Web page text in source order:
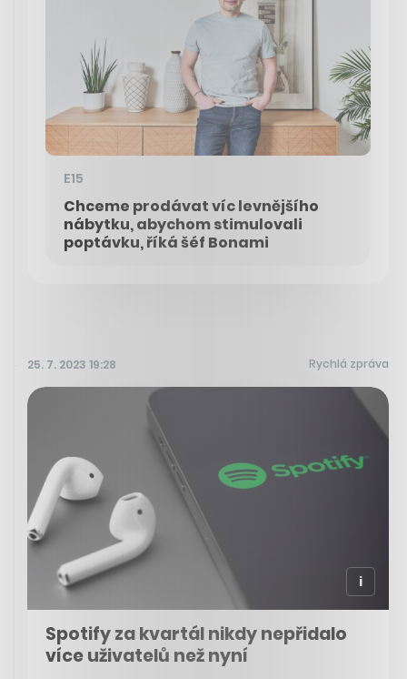
E15
Chceme prodávat víc levnějšího
nábytku, abychom stimulovali
poptávku, říká šéf Bonami
25. 7. 2023 19:28 Rychlá zpráva
Spotify za kvartál nikdy nepřidalo
více uživatelů než nyní